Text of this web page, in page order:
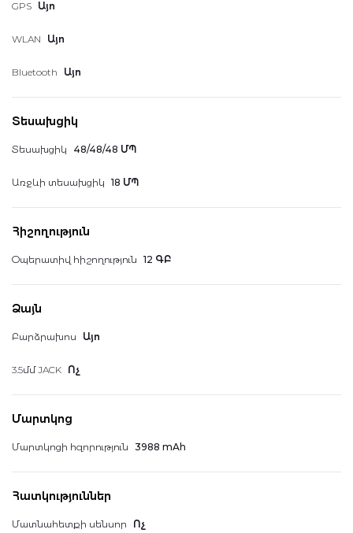
GPS Այո
WLAN Այո
Bluetooth Այո
Տեսախցիկ
Տեսախցիկ 48/48/48 ՄՊ
Առջևի տեսախցիկ 18 ՄՊ
Հիշողություն
Օպերատիվ հիշողություն 12 ԳԲ
Ձայն
Բարձրախոս Այո
3.5մմ JACK Ոչ
Մարտկոց
Մարտկոցի հզորություն 3988 mAh
Հատկություններ
Մատնահետքի սենսոր Ոչ
Իմ պատվերները
Հավանածներ
Հասցեագիրք
Հաշվի տեղեկատվություն
Իմ կուտակած միավորները